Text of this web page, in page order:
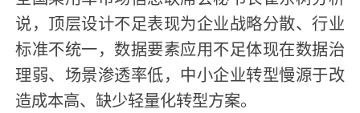
说，顶层设计不足表现为企业战略分散、行业
标准不统一，数据要素应用不足体现在数据治
理弱、场景渗透率低，中小企业转型慢源于改
造成本高、缺少轻量化转型方案。